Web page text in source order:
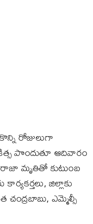
రోజులుగా
పొందుతూ ఆదివారం
మృతితో కుటుంబ
జిల్లాకు
ఎమ్మెల్సీ